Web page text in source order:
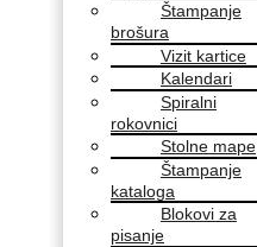
Štampanje
brošura
Vizit kartice
Kalendari
Spiralni
rokovnici
Stolne mape
Štampanje
kataloga
Blokovi za
pisanje